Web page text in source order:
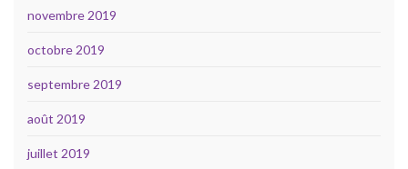
novembre 2019
octobre 2019
septembre 2019
août 2019
juillet 2019